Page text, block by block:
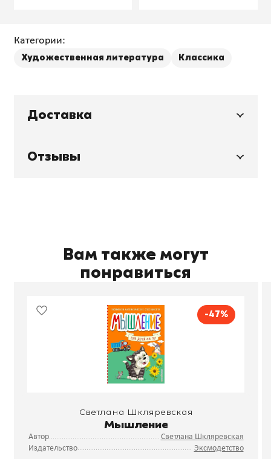
Категории:
Художественная литература Классика
Доставка
Отзывы
Вам также могут
понравиться
-47%
Светлана Шкляревская
Мышление
Автор
Светлана Шкляревская
Издательство
Эксмодетство